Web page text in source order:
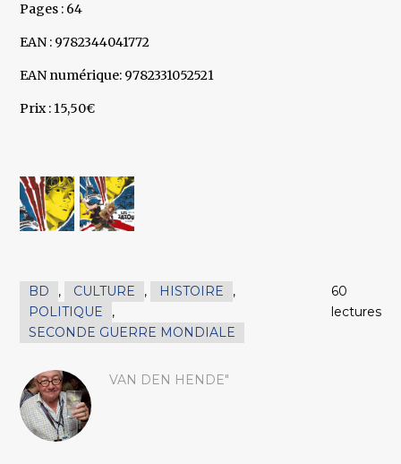
Pages : 64
EAN : 9782344041772
EAN numérique: 9782331052521
Prix : 15,50€
BD , CULTURE , HISTOIRE
,
POLITIQUE
,
SECONDE GUERRE MONDIALE
60
lectures
VAN DEN HENDE"